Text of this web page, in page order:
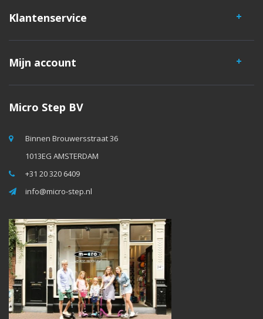
Klantenservice
Mijn account
Micro Step BV
Binnen Brouwersstraat 36
1013EG AMSTERDAM
+31 20 320 6409
info@micro-step.nl